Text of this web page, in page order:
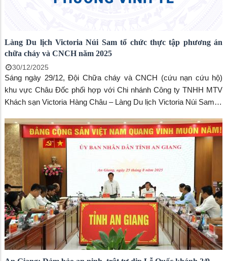
Làng Du lịch Victoria Núi Sam tổ chức thực tập phương án
chữa cháy và CNCH năm 2025
30/12/2025
Sáng ngày 29/12, Đội Chữa cháy và CNCH (cứu nạn cứu hộ)
khu vực Châu Đốc phối hợp với Chi nhánh Công ty TNHH MTV
Khách sạn Victoria Hàng Châu – Làng Du lịch Victoria Núi Sam tổ